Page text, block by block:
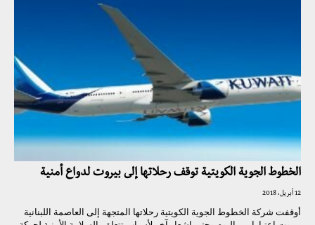
الخطوط الجوية الكويتية توقف رحلاتها إلى بيروت لدواع أمنية
12 أبريل، 2018
أوقفت شركة الخطوط الجوية الكويتية رحلاتها المتجهة إلى العاصمة اللبنانية